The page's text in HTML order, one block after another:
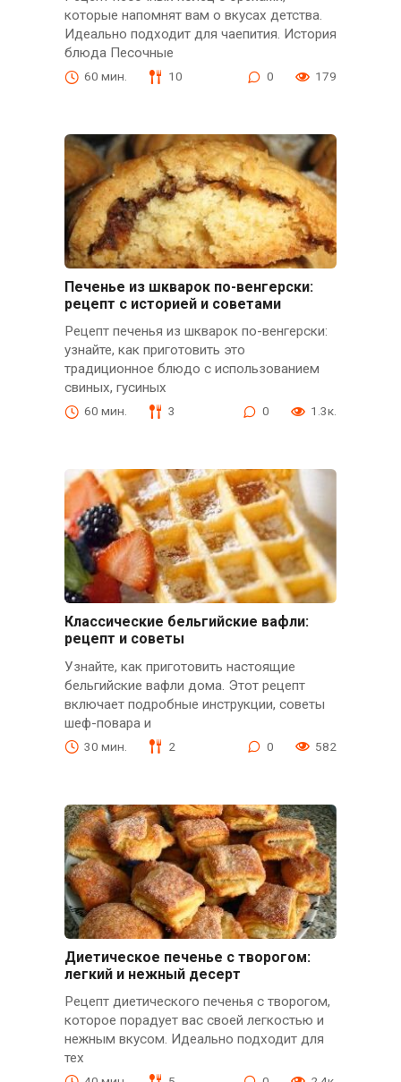
которые напомнят вам о вкусах детства.
Идеально подходит для чаепития. История
блюда Песочные
60 мин. 10 0 179
Печенье из шкварок по-венгерски:
рецепт с историей и советами
Рецепт печенья из шкварок по-венгерски:
узнайте, как приготовить это
традиционное блюдо с использованием
свиных, гусиных
60 мин. 3 0 1.3к.
Классические бельгийские вафли:
рецепт и советы
Узнайте, как приготовить настоящие
бельгийские вафли дома. Этот рецепт
включает подробные инструкции, советы
шеф-повара и
30 мин. 2 0 582
Диетическое печенье с творогом:
легкий и нежный десерт
Рецепт диетического печенья с творогом,
которое порадует вас своей легкостью и
нежным вкусом. Идеально подходит для
тех